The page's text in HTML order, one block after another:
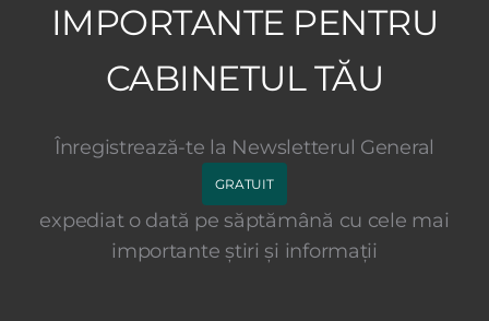
IMPORTANTE PENTRU
CABINETUL TĂU
Înregistrează-te la Newsletterul General
GRATUIT
expediat o dată pe săptămână cu cele mai
importante știri și informații